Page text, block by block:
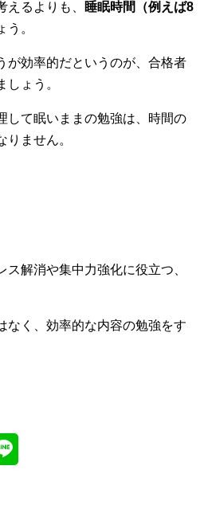
るよりも、
睡眠時間（例えば8
う。
が効率的だというのが、合格者
ょう。
して眠いままの勉強は、時間の
ません。
ス解消や集中力強化に役立つ、
なく、効率的な内容の勉強をす